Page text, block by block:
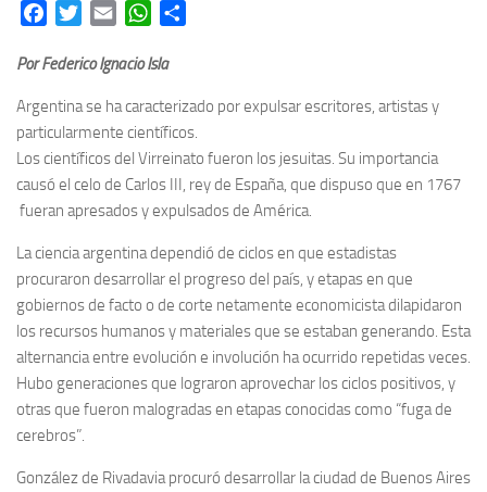
FacebookTwitterEmail WhatsApp
Por Federico Ignacio Isla
Argentina se ha caracterizado por expulsar escritores, artistas y
particularmente científicos.
Los científicos del Virreinato fueron los jesuitas. Su importancia
causó el celo de Carlos III, rey de España, que dispuso que en 1767
fueran apresados y expulsados de América.
La ciencia argentina dependió de ciclos en que estadistas
procuraron desarrollar el progreso del país, y etapas en que
gobiernos de facto o de corte netamente economicista dilapidaron
los recursos humanos y materiales que se estaban generando. Esta
alternancia entre evolución e involución ha ocurrido repetidas veces.
Hubo generaciones que lograron aprovechar los ciclos positivos, y
otras que fueron malogradas en etapas conocidas como “fuga de
cerebros”.
González de Rivadavia procuró desarrollar la ciudad de Buenos Aires